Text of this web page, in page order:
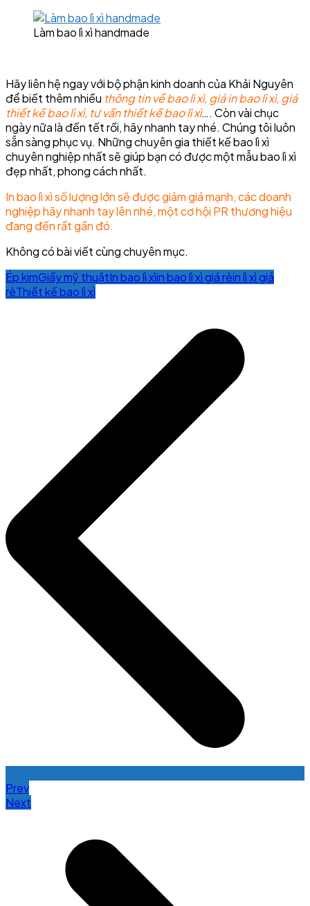
Làm bao lì xì handmade
Hãy liên hệ ngay với bộ phận kinh doanh của Khải Nguyên
để biết thêm nhiều thông tin về bao lì xì, giá in bao lì xì, giá
thiết kế bao lì xì, tư vấn thiết kế bao lì xì…. Còn vài chục
ngày nữa là đến tết rồi, hãy nhanh tay nhé. Chúng tôi luôn
sẵn sàng phục vụ. Những chuyên gia thiết kế bao lì xì
chuyên nghiệp nhất sẽ giúp bạn có được một mẫu bao lì xì
đẹp nhất, phong cách nhất.
In bao lì xì số lượng lớn sẽ được giảm giá mạnh, các doanh
nghiệp hãy nhanh tay lên nhé, một cơ hội PR thương hiệu
đang đến rất gần đó.
Không có bài viết cùng chuyên mục.
Ép kimGiấy mỹ thuậtIn bao lì xìin bao lì xì giá rẻin lì xì giá
rẻThiết kế bao lì xì
Prev
Next